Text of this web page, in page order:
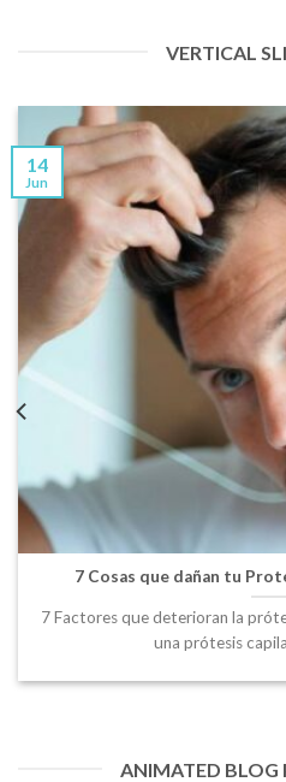
VERTICAL
7 Cosas que dañan tu
7 Factores que deterioran la
una prótesis
14
Jun
ANIMATED BLOG